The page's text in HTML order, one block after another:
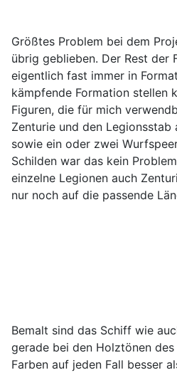
Größtes Problem bei dem
übrig geblieben. Der Rest der
eigentlich fast immer in
kämpfende Formation stellen
Figuren, die für mich
Zenturie und den
sowie ein oder zwei
Schilden war das kein
einzelne Legionen auch
nur noch auf die passende
Bemalt sind das Schiff wie
gerade bei den Holztönen
Farben auf jeden Fall besser